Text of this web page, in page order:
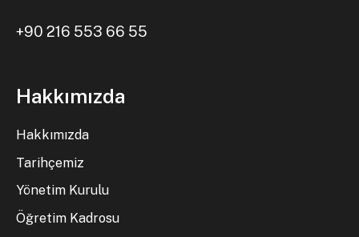
+90 216 553 66 55
Hakkımızda
Hakkımızda
Tarihçemiz
Yönetim Kurulu
Öğretim Kadrosu